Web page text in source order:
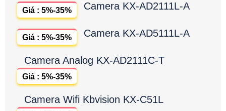
Camera KX-AD2111L-A
Giá : 5%-35%
Camera KX-AD5111L-A
Giá : 5%-35%
Camera Analog KX-AD2111C-T
Giá : 5%-35%
Camera Wifi Kbvision KX-C51L